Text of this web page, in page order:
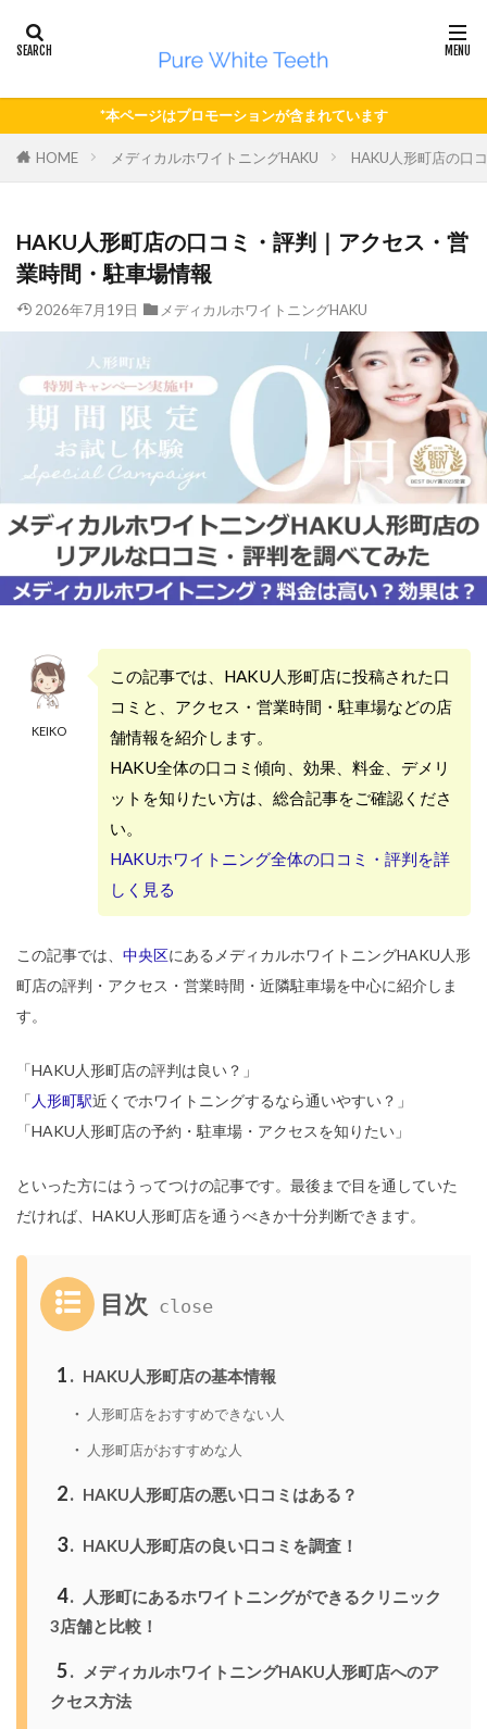
*本ページはプロモーションが含まれています
HOME メディカルホワイトニングHAKU HAKU人形町店の口
HAKU人形町店の口コミ・評判｜アクセス・営
業時間・駐車場情報
2026年7月19日 メディカルホワイトニングHAKU
KEIKO
この記事では、HAKU人形町店に投稿された口
コミと、アクセス・営業時間・駐車場などの店
舗情報を紹介します。
HAKU全体の口コミ傾向、効果、料金、デメリ
ットを知りたい方は、総合記事をご確認くださ
い。
HAKUホワイトニング全体の口コミ・評判を詳
しく見る
この記事では、 中央区にあるメディカルホワイトニングHAKU人形
町店の評判・アクセス・営業時間・近隣駐車場を中心に紹介しま
す。
「HAKU人形町店の評判は良い？」
「 人形町駅近くでホワイトニングするなら通いやすい？」
「HAKU人形町店の予約・駐車場・アクセスを知りたい」
といった方にはうってつけの記事です。最後まで目を通していた
だければ、HAKU人形町店を通うべきか十分判断できます。
目次
1 HAKU人形町店の基本情報
人形町店をおすすめできない人
人形町店がおすすめな人
2 HAKU人形町店の悪い口コミはある？
3 HAKU人形町店の良い口コミを調査！
4
人形町にあるホワイトニングができるクリニック
3店舗と比較！
5
メディカルホワイトニングHAKU人形町店へのア
クセス方法